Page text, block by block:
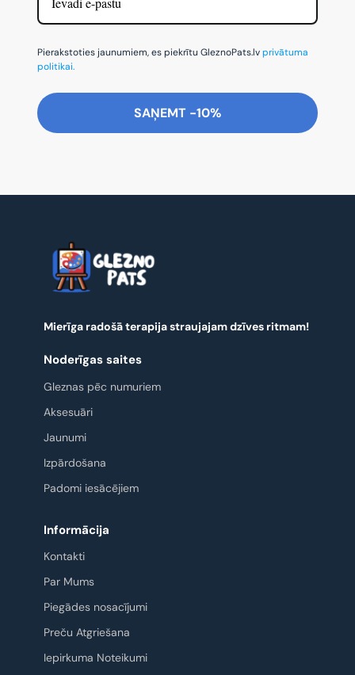
Pierakstoties jaunumiem, es piekrītu GleznoPats.lvprivātuma
politikai.
SAŅEMT -10%
Mierīga radošā terapija straujajam dzīves ritmam!
Noderīgas saites
Gleznas pēc numuriem
Aksesuāri
Jaunumi
Izpārdošana
Padomi iesācējiem
Informācija
Kontakti
Par Mums
Piegādes nosacījumi
Preču Atgriešana
Iepirkuma Noteikumi